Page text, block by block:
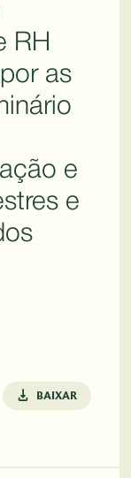
RH
as
e
e
BAIXAR